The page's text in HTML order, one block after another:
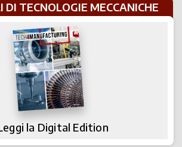
DI TECNOLOGIE MECCANICHE
la Digital Edition